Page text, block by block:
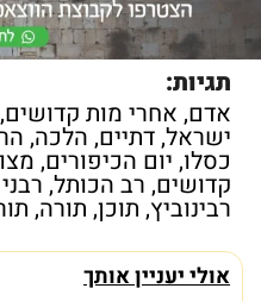
תגיות:
אדם, אחרי מות קדושים,
ישראל,דתיים, הלכה,
כסלו, יום הכיפורים,
קדושים, רב הכותל,
רבינוביץ, תוכן, תורה,
אולי יעניין אותך